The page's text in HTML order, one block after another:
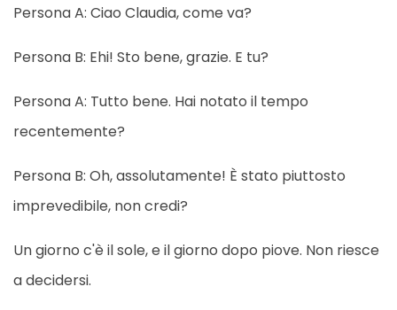
Persona A: Ciao Claudia, come va?
Persona B: Ehi! Sto bene, grazie. E tu?
Persona A: Tutto bene. Hai notato il tempo
recentemente?
Persona B: Oh, assolutamente! È stato piuttosto
imprevedibile, non credi?
Un giorno c'è il sole, e il giorno dopo piove. Non riesce
a decidersi.